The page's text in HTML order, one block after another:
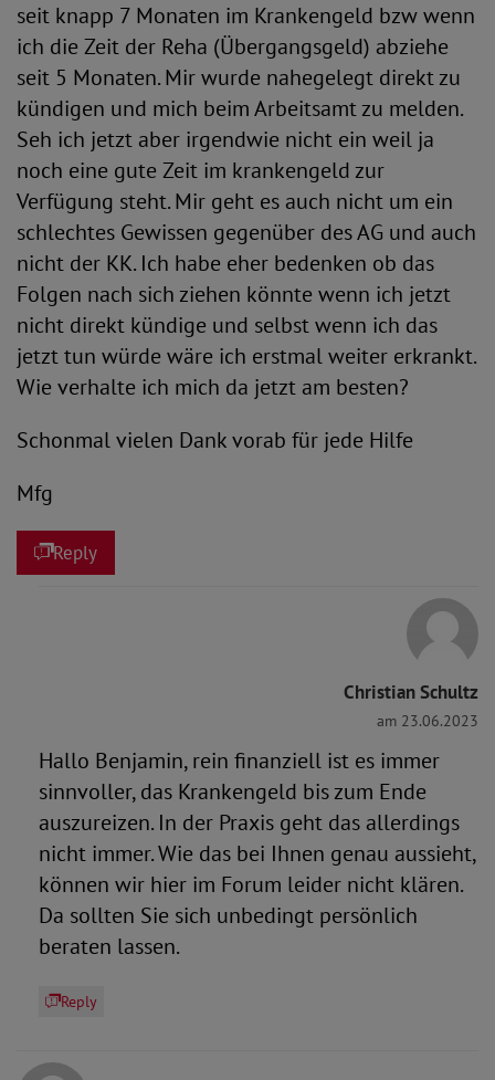
seit knapp 7 Monaten im Krankengeld bzw wenn
ich die Zeit der Reha (Übergangsgeld) abziehe
seit 5 Monaten. Mir wurde nahegelegt direkt zu
kündigen und mich beim Arbeitsamt zu melden.
Seh ich jetzt aber irgendwie nicht ein weil ja
noch eine gute Zeit im krankengeld zur
Verfügung steht. Mir geht es auch nicht um ein
schlechtes Gewissen gegenüber des AG und auch
nicht der KK. Ich habe eher bedenken ob das
Folgen nach sich ziehen könnte wenn ich jetzt
nicht direkt kündige und selbst wenn ich das
jetzt tun würde wäre ich erstmal weiter erkrankt.
Wie verhalte ich mich da jetzt am besten?
Schonmal vielen Dank vorab für jede Hilfe
Mfg
Reply
Christian Schultz
am 23.06.2023
Hallo Benjamin, rein finanziell ist es immer
sinnvoller, das Krankengeld bis zum Ende
auszureizen. In der Praxis geht das allerdings
nicht immer. Wie das bei Ihnen genau aussieht,
können wir hier im Forum leider nicht klären.
Da sollten Sie sich unbedingt persönlich
beraten lassen.
Reply